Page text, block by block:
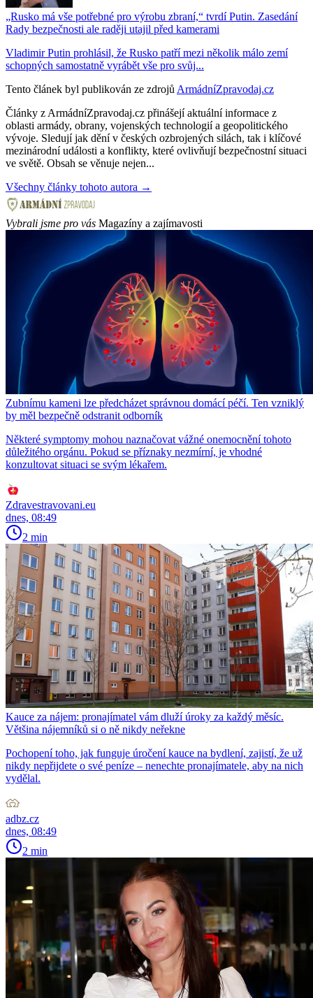
„Rusko má vše potřebné pro výrobu zbraní,“ tvrdí Putin. Zasedání
Rady bezpečnosti ale raději utajil před kamerami
Vladimir Putin prohlásil, že Rusko patří mezi několik málo zemí
schopných samostatně vyrábět vše pro svůj...
Tento článek byl publikován ze zdrojů ArmádníZpravodaj.cz
Články z ArmádníZpravodaj.cz přinášejí aktuální informace z
oblasti armády, obrany, vojenských technologií a geopolitického
vývoje. Sledují jak dění v českých ozbrojených silách, tak i klíčové
mezinárodní události a konflikty, které ovlivňují bezpečnostní situaci
ve světě. Obsah se věnuje nejen...
Všechny články tohoto autora →
Vybrali jsme pro vás Magazíny a zajímavosti
Zubnímu kameni lze předcházet správnou domácí péčí. Ten vzniklý
by měl bezpečně odstranit odborník
Některé symptomy mohou naznačovat vážné onemocnění tohoto
důležitého orgánu. Pokud se příznaky nezmírní, je vhodné
konzultovat situaci se svým lékařem.
Zdravestravovani.eu
dnes, 08:49
2 min
Kauce za nájem: pronajímatel vám dluží úroky za každý měsíc.
Většina nájemníků si o ně nikdy neřekne
Pochopení toho, jak funguje úročení kauce na bydlení, zajistí, že už
nikdy nepřijdete o své peníze – nenechte pronajímatele, aby na nich
vydělal.
adbz.cz
dnes, 08:49
2 min